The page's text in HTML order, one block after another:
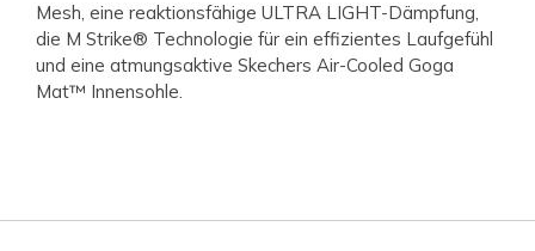
Mesh, eine reaktionsfähige ULTRA LIGHT-Dämpfung,
die M Strike® Technologie für ein effizientes Laufgefühl
und eine atmungsaktive Skechers Air-Cooled Goga
Mat™ Innensohle.